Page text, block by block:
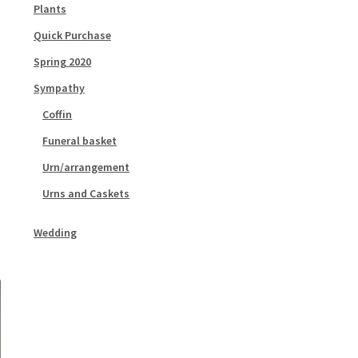
Plants
Quick Purchase
Spring 2020
Sympathy
Coffin
Funeral basket
Urn/arrangement
Urns and Caskets
Wedding